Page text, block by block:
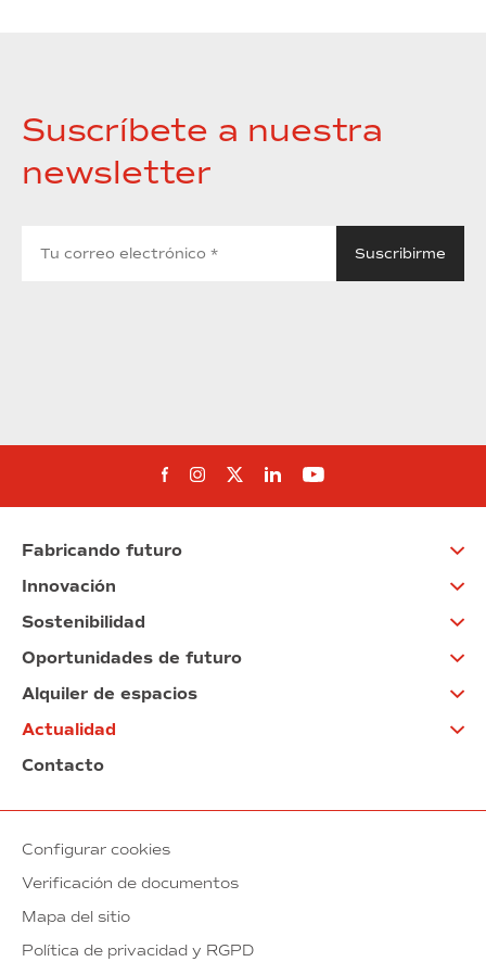
Suscríbete a nuestra
newsletter
Síguenos en Facebook
Síguenos en Instagram
Síguenos en Twitter
Síguenos en Linkedin
Síguenos en
Fabricando futuro
Innovación
Sostenibilidad
Oportunidades de futuro
Alquiler de espacios
Actualidad
Contacto
Configurar cookies
Verificación de documentos
Mapa del sitio
Política de privacidad y RGPD